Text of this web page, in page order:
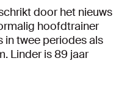
door het nieuws
hoofdtrainer
in twee periodes als
Linder is 89 jaar